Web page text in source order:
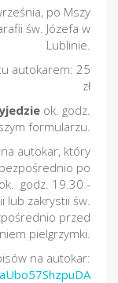
po Mszy
św. Józefa w
Lublinie.
autokarem: 25
zł
ok. godz.
formularzu.
autokar, który
po
godz. 19.30 -
lub zakrystii św.
przed
pielgrzymki.
na autokar: